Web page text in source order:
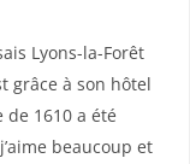
Lyons-la-Forêt
grâce à son hôtel
1610 a été
beaucoup et